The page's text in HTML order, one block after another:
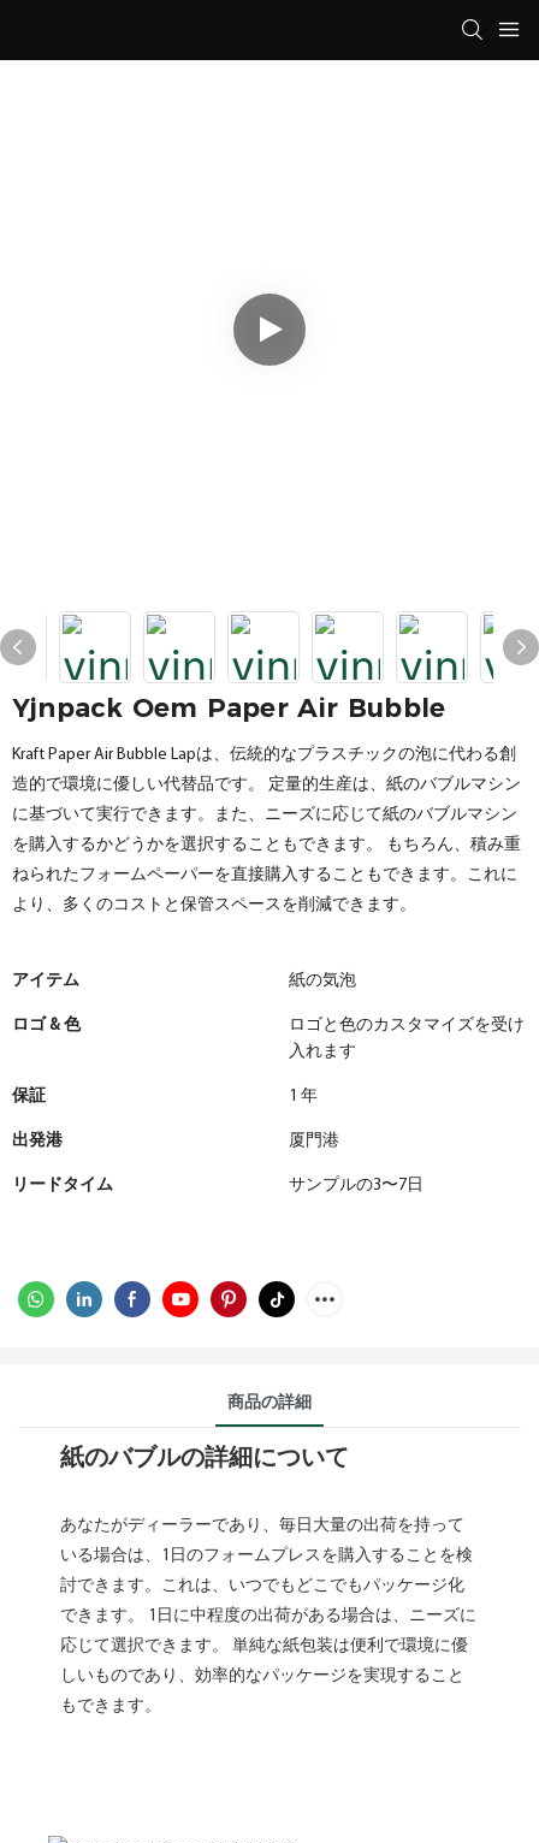
Yjnpack Oem Paper Air Bubble
Kraft Paper Air Bubble Lapは、伝統的なプラスチックの泡に代わる創
造的で環境に優しい代替品です。 定量的生産は、紙のバブルマシン
に基づいて実行できます。また、ニーズに応じて紙のバブルマシン
を購入するかどうかを選択することもできます。 もちろん、積み重
ねられたフォームペーパーを直接購入することもできます。これに
より、多くのコストと保管スペースを削減できます。
アイテム 紙の気泡
ロゴ & 色
ロゴと色のカスタマイズを受け
入れます
保証 1 年
出発港 厦門港
リードタイム サンプルの3〜7日
商品の詳細
紙のバブルの詳細について
あなたがディーラーであり、毎日大量の出荷を持って
いる場合は、1日のフォームプレスを購入することを検
討できます。これは、いつでもどこでもパッケージ化
できます。 1日に中程度の出荷がある場合は、ニーズに
応じて選択できます。 単純な紙包装は便利で環境に優
しいものであり、効率的なパッケージを実現すること
もできます。